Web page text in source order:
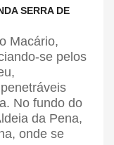
SERRA DE
Macário,
se pelos
No fundo do
da Pena,
onde se